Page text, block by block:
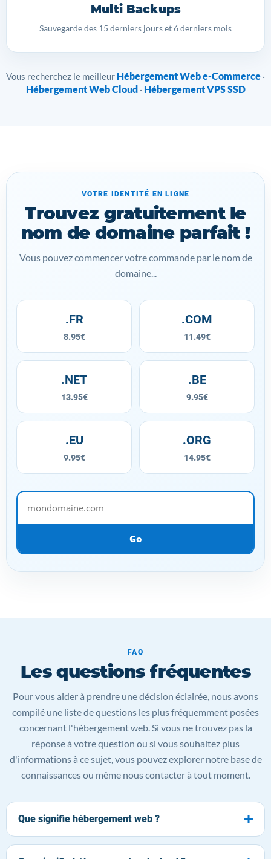
Multi Backups
Sauvegarde des 15 derniers jours et 6 derniers mois
Vous recherchez le meilleur Hébergement Web e-Commerce ·
Hébergement Web Cloud · Hébergement VPS SSD
VOTRE IDENTITÉ EN LIGNE
Trouvez gratuitement le
nom de domaine parfait !
Vous pouvez commencer votre commande par le nom de
domaine...
.FR
8.95€
.COM
11.49€
.NET
13.95€
.BE
9.95€
.EU
9.95€
.ORG
14.95€
mondomaine.com
Go
FAQ
Les questions fréquentes
Pour vous aider à prendre une décision éclairée, nous avons
compilé une liste de questions les plus fréquemment posées
concernant l'hébergement web. Si vous ne trouvez pas la
réponse à votre question ou si vous souhaitez plus
d'informations à ce sujet, vous pouvez explorer notre base de
connaissances ou même nous contacter à tout moment.
Que signifie hébergement web ?